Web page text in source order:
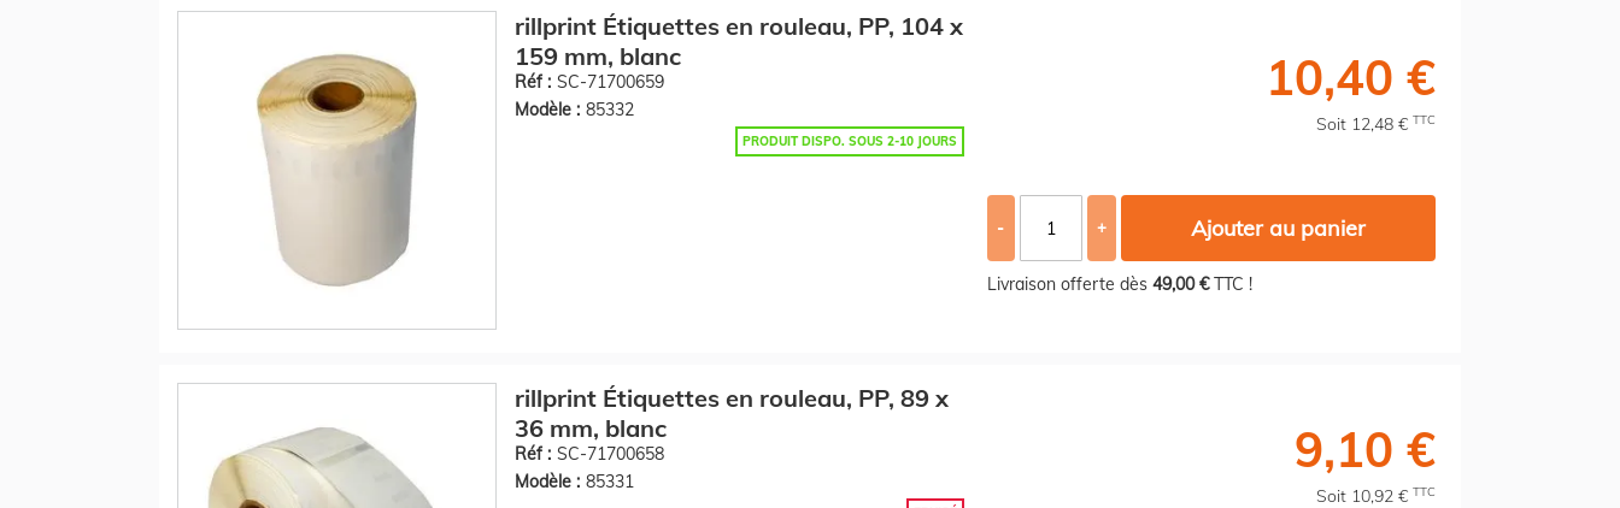
rillprint Étiquettes en rouleau, PP, 104 x
159 mm, blanc
Réf : SC-71700659
Modèle : 85332
PRODUIT DISPO. SOUS 2-10 JOURS
10,40 €
Soit 12,48 € TTC
- + Ajouter au panier
Livraison offerte dès 49,00 €TTC !
rillprint Étiquettes en rouleau, PP, 89 x
36 mm, blanc
Réf : SC-71700658
Modèle : 85331
9,10 €
Soit 10,92 € TTC